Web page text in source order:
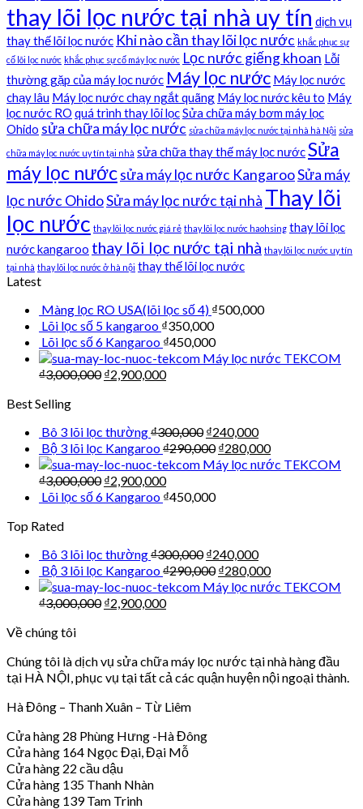
thay lõi lọc nước tại nhà uy tín dịch vụ
thay thế lõi lọc nước Khi nào cần thay lõi lọc nước khắc phục sự
cố lõi lọc nước khắc phục sự cố máy lọc nước Lọc nước giếng khoan Lỗi
thường gặp của máy lọc nước Máy lọc nước Máy lọc nước
chạy lâu Máy lọc nước chạy ngắt quãng Máy lọc nước kêu to Máy
lọc nước RO quá trình thay lõi lọcSửa chữa máy bơm máy lọc
Ohido sửa chữa máy lọc nước sửa chữa máy lọc nước tại nhà hà Nội sửa
chữa máy lọc nước uy tín tại nhà sửa chữa thay thế máy lọc nướcSửa
máy lọc nướcsửa máy lọc nước KangarooSửa máy
lọc nước OhidoSửa máy lọc nước tại nhà Thay lõi
lọc nước thay lõi lọc nước giá rẻ thay lõi lọc nước haohsing thay lõi lọc
nước kangaroo thay lõi lọc nước tại nhà thay lõi lọc nước uy tín
tại nhà thay lõi lọc nước ở hà nội thay thế lõi lọc nước
Latest
Màng lọc RO USA(lõi lọc số 4) ₫500,000
Lõi lọc số 5 kangaroo ₫350,000
Lõi lọc số 6 Kangaroo ₫450,000
Máy lọc nước TEKCOM
₫3,000,000 ₫2,900,000
Best Selling
Bô 3 lõi lọc thường₫300,000 ₫240,000
Bộ 3 lõi lọc Kangaroo₫290,000 ₫280,000
Máy lọc nước TEKCOM
₫3,000,000 ₫2,900,000
Lõi lọc số 6 Kangaroo ₫450,000
Top Rated
Bô 3 lõi lọc thường₫300,000 ₫240,000
Bộ 3 lõi lọc Kangaroo₫290,000 ₫280,000
Máy lọc nước TEKCOM
₫3,000,000 ₫2,900,000
Về chúng tôi
Chúng tôi là dịch vụ sửa chữa máy lọc nước tại nhà hàng đầu
tại HÀ NỘI, phục vụ tại tất cả các quận huyện nội ngoại thành.
Hà Đông – Thanh Xuân – Từ Liêm
Cửa hàng 28 Phùng Hưng -Hà Đông
Cửa hàng 164 Ngọc Đại, Đại Mỗ
Cửa hàng 22 cầu dậu
Cửa hàng 135 Thanh Nhàn
Cửa hàng 139 Tam Trinh